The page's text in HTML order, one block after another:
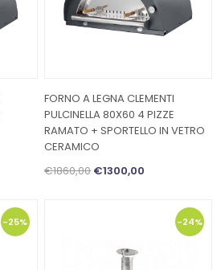
FORNO A LEGNA CLEMENTI
PULCINELLA 80X60 4 PIZZE
RAMATO + SPORTELLO IN VETRO
CERAMICO
€1860,00€1300,00
-25% -24%